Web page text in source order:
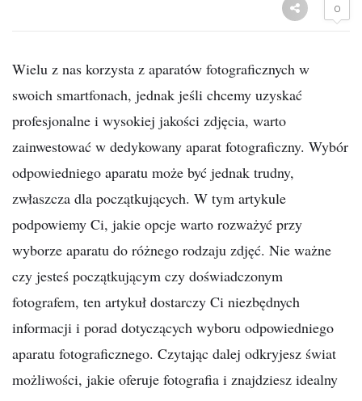
0
Wielu z nas korzysta z aparatów fotograficznych w
swoich smartfonach, jednak jeśli chcemy uzyskać
profesjonalne i wysokiej jakości zdjęcia, warto
zainwestować w dedykowany aparat fotograficzny. Wybór
odpowiedniego aparatu może być jednak trudny,
zwłaszcza dla początkujących. W tym artykule
podpowiemy Ci, jakie opcje warto rozważyć przy
wyborze aparatu do różnego rodzaju zdjęć. Nie ważne
czy jesteś początkującym czy doświadczonym
fotografem, ten artykuł dostarczy Ci niezbędnych
informacji i porad dotyczących wyboru odpowiedniego
aparatu fotograficznego. Czytając dalej odkryjesz świat
możliwości, jakie oferuje fotografia i znajdziesz idealny